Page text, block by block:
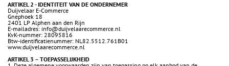
ARTIKEL 2 - IDENTITEIT VAN DE ONDERNEMER
Duijvelaar E-Commerce
Gnephoek 18
2401 LP Alphen aan den Rijn
E-mailadres: info@duijvelaarecommerce.nl
KvK-nummer: 28095816
Btw-identificatienummer: NL82.5512.761B01
www.duijvelaarecommerce.nl
ARTIKEL 3 – TOEPASSELIJKHEID